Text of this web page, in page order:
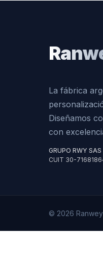
La fábrica
Diseñamos
con
GRUPO RWY SAS
CUIT 30-
© 2026